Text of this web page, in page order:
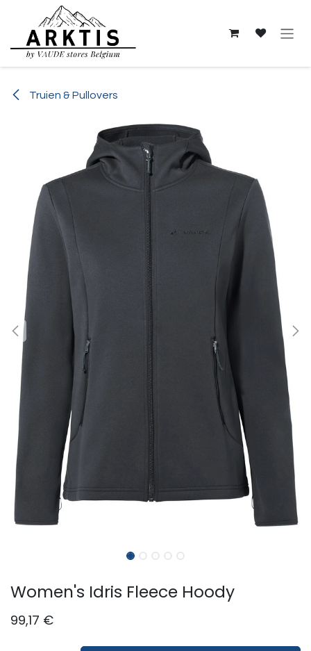
Overslaan naar inhoud
Truien & Pullovers
Women's Idris Fleece Hoody
99,17 €